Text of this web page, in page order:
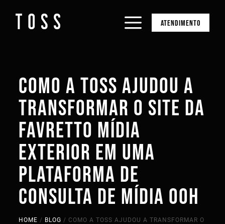
ATENDIMENTO
COMO A TOSS AJUDOU A
TRANSFORMAR O SITE DA
FAVRETTO MÍDIA
EXTERIOR EM UMA
PLATAFORMA DE
CONSULTA DE MÍDIA OOH
HOME / BLOG / COMO A TOSS AJUDOU A TRANSFORMAR O